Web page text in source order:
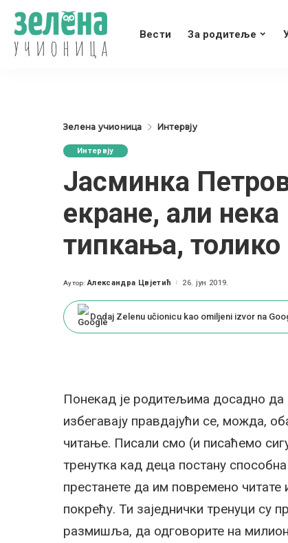
Вести За родитеље
Зелена учионица Интервју
Интервју
Јасминка
екране, али
типкања,
Posted
Аутор: Александра Цвјетић 26. јун 2019.
Dodaj Zelenu učionicu kao omiljeni izvor na
Понекад је родитељима досадно да
избегавају правдајући се, можда,
читање. Писали смо (и писаћемо
тренутка кад деца постану
престанете да им повремено
покрећу. Ти заједнички тренуци су
размишља, да одговорите на